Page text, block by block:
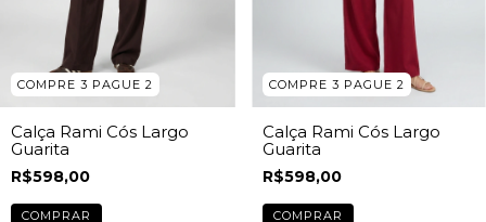
COMPRE 3 PAGUE 2
Calça Rami Cós Largo
Guarita
R$598,00
COMPRAR
COMPRE 3 PAGUE 2
Calça Rami Cós Largo
Guarita
R$598,00
COMPRAR